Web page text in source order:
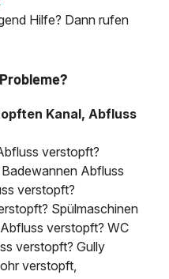
Hilfe? Dann rufen
Kanal, Abfluss
verstopft?
Abfluss
verstopft?
Spülmaschinen
verstopft? WC
verstopft? Gully
verstopft,